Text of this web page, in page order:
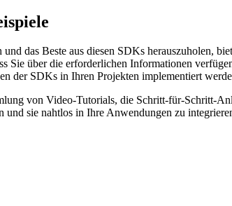
das Beste aus diesen SDKs herauszuholen,
Sie über die erforderlichen Informationen
der SDKs in Ihren Projekten implementiert
von Video-Tutorials, die Schritt-für-Schritt-
und sie nahtlos in Ihre Anwendungen zu